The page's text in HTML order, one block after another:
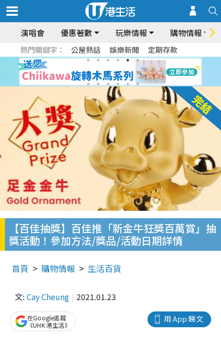
演唱會 優惠著數 玩樂情報 購物情報
熱門關鍵字： 公屋熱話 娛樂新聞 定期存款
【百佳抽獎】百佳推「新金牛狂獎百萬賞」抽
獎活動！參加方法/獎品/活動日期詳情
首頁 購物情報 生活百貨
文: Cay Cheung 2021.01.23
用 App 睇文
在Google追蹤
《UHK 港生活》